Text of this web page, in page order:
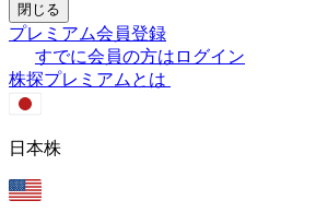
閉じる
プレミアム会員登録
すでに会員の方はログイン
株探プレミアムとは
日本株